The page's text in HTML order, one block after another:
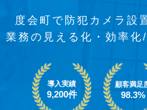
度会町で防犯カメラ設
業務の見える化・効率化
導入実績
9,200件
顧客満足
98.3%